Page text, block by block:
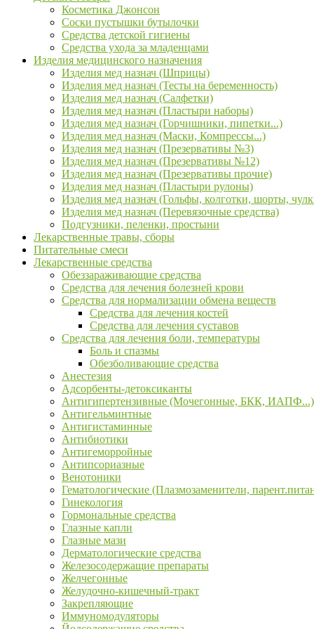
Косметика Джонсон
Соски пустышки бутылочки
Средства детской гигиены
Средства ухода за младенцами
Изделия медицинского назначения
Изделия мед назнач (Шприцы)
Изделия мед назнач (Тесты на беременность)
Изделия мед назнач (Салфетки)
Изделия мед назнач (Пластыри наборы)
Изделия мед назнач (Горчишники, пипетки...)
Изделия мед назнач (Маски, Компрессы...)
Изделия мед назнач (Презервативы №3)
Изделия мед назнач (Презервативы №12)
Изделия мед назнач (Презервативы прочие)
Изделия мед назнач (Пластыри рулоны)
Изделия мед назнач (Гольфы, колготки, шорты,
Изделия мед назнач (Перевязочные средства)
Подгузники, пеленки, простыни
Лекарственные травы, сборы
Питательные смеси
Лекарственные средства
Обеззараживающие средства
Средства для лечения болезней крови
Средства для нормализации обмена веществ
Средства для лечения костей
Средства для лечения суставов
Средства для лечения боли, температуры
Боль и спазмы
Обезболивающие средства
Анестезия
Адсорбенты-детоксиканты
Антигипертензивные (Мочегонные, БКК, ИАПФ...)
Антигельминтные
Антигистаминные
Антибиотики
Антигеморройные
Антипсориазные
Венотоники
Гематологические (Плазмозаменители,
Гинекология
Гормональные средства
Глазные капли
Глазные мази
Дерматологические средства
Железосодержащие препараты
Желчегонные
Желудочно-кишечный-тракт
Закрепляющие
Иммуномодуляторы